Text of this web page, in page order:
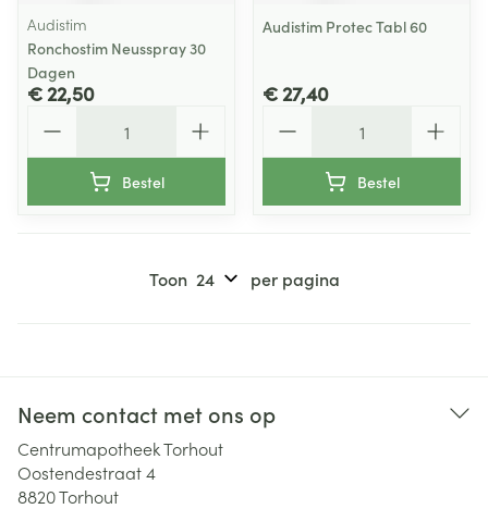
Audistim
Ronchostim Neusspray 30
Dagen
€ 22,50
Bestel
Audistim Protec Tabl 60
€ 27,40
Bestel
Toon per pagina
Neem contact met ons op
Centrumapotheek Torhout
Oostendestraat 4
8820Torhout